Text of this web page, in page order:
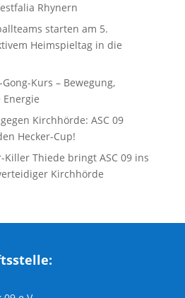
Rhynern
starten am 5.
Heimspieltag in die
Kurs – Bewegung,
Kirchhörde: ASC 09
Hecker-Cup!
Killer Thiede bringt ASC 09 ins
Kirchhörde